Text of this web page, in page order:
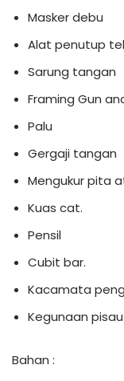
Masker debu
Alat penutup
Sarung tangan
Framing Gun
Palu
Gergaji tangan
Mengukur pita
Kuas cat.
Pensil
Cubit bar.
Kacamata
Kegunaan pisau
Bahan :